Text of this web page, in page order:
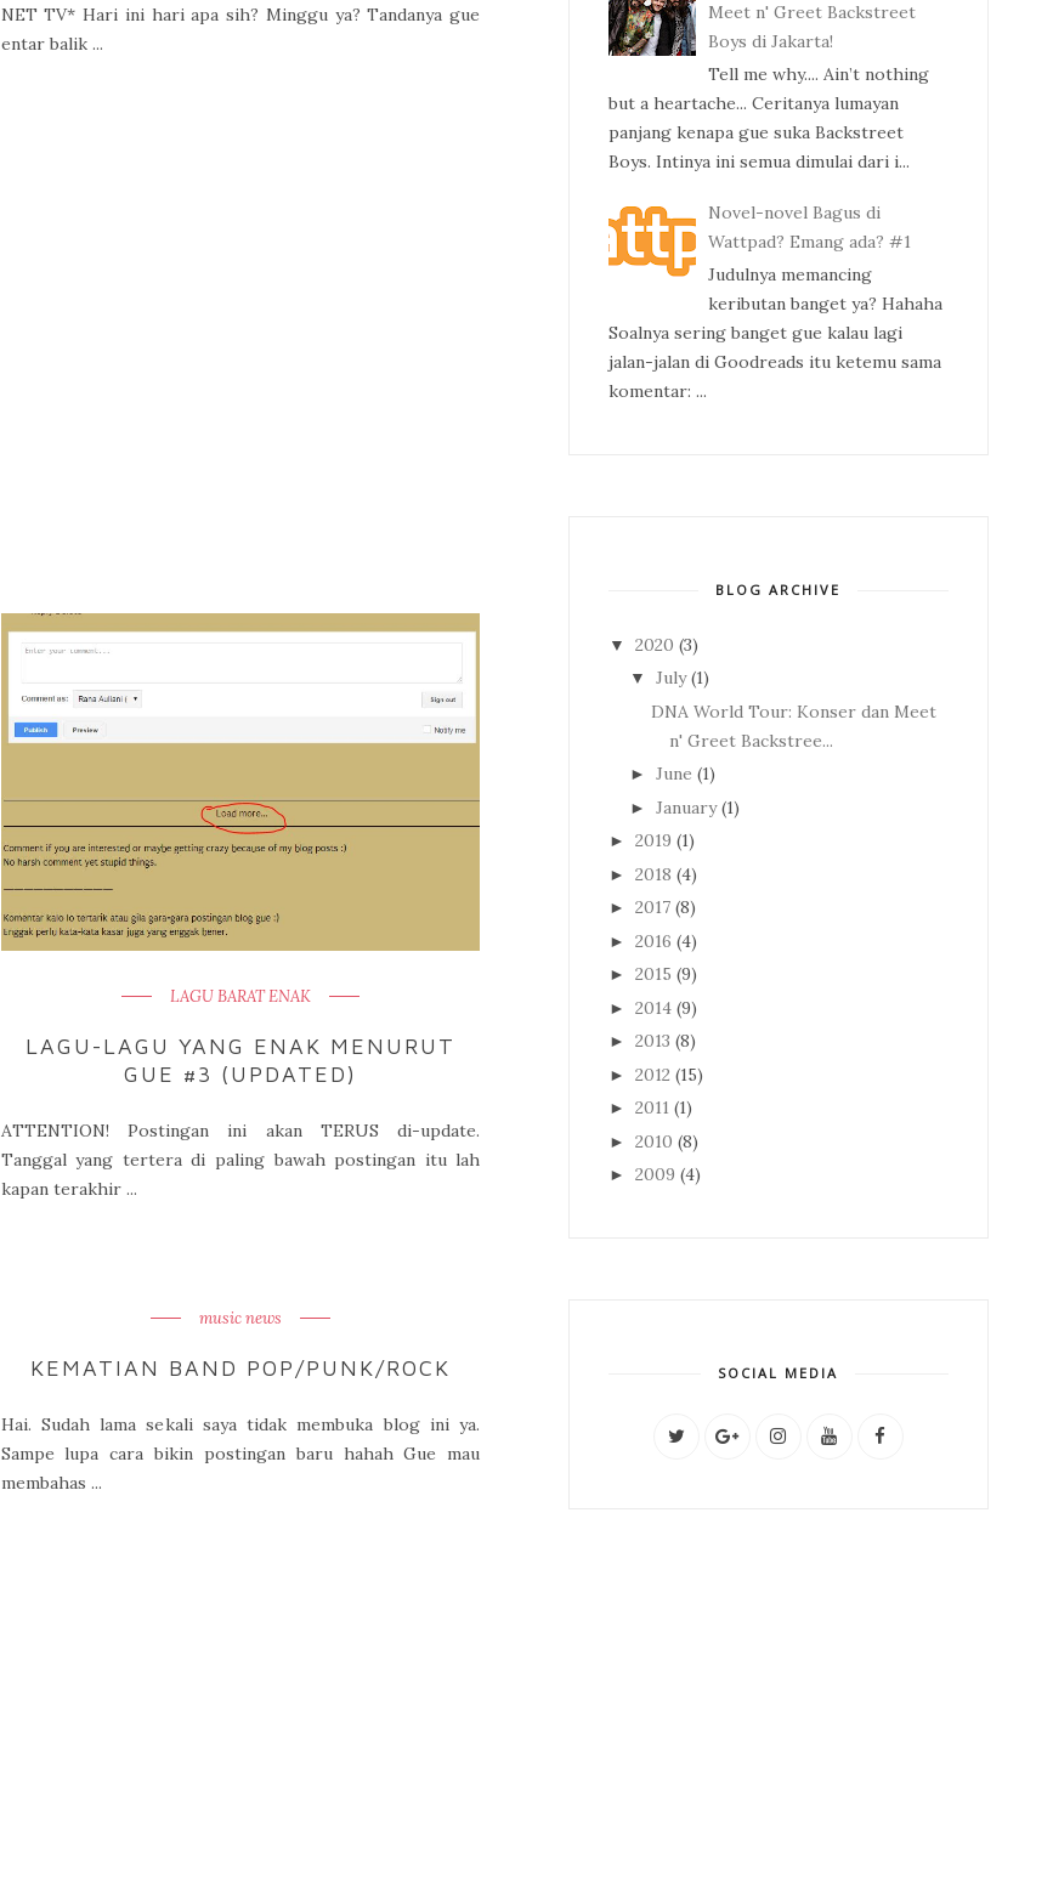
NET TV* Hari ini hari apa sih? Minggu ya? Tandanya gue
entar balik ...
LAGU BARAT ENAK
LAGU-LAGU YANG ENAK MENURUT
GUE #3 (UPDATED)
ATTENTION! Postingan ini akan TERUS di-update.
Tanggal yang tertera di paling bawah postingan itu lah
kapan terakhir ...
music news
KEMATIAN BAND POP/PUNK/ROCK
Hai. Sudah lama sekali saya tidak membuka blog ini ya.
Sampe lupa cara bikin postingan baru hahah Gue mau
membahas ...
Meet n' Greet Backstreet
Boys di Jakarta!
Tell me why.... Ain’t nothing
but a heartache... Ceritanya lumayan
panjang kenapa gue suka Backstreet
Boys. Intinya ini semua dimulai dari i...
Novel-novel Bagus di
Wattpad? Emang ada? #1
Judulnya memancing
keributan banget ya? Hahaha
Soalnya sering banget gue kalau lagi
jalan-jalan di Goodreads itu ketemu sama
komentar: ...
BLOG ARCHIVE
▼ 2020 (3)
▼ July(1)
DNA World Tour: Konser dan Meet
n' Greet Backstree...
► June (1)
► January(1)
► 2019 (1)
► 2018 (4)
► 2017 (8)
► 2016 (4)
► 2015 (9)
► 2014 (9)
► 2013 (8)
► 2012 (15)
► 2011 (1)
► 2010 (8)
► 2009 (4)
SOCIAL MEDIA